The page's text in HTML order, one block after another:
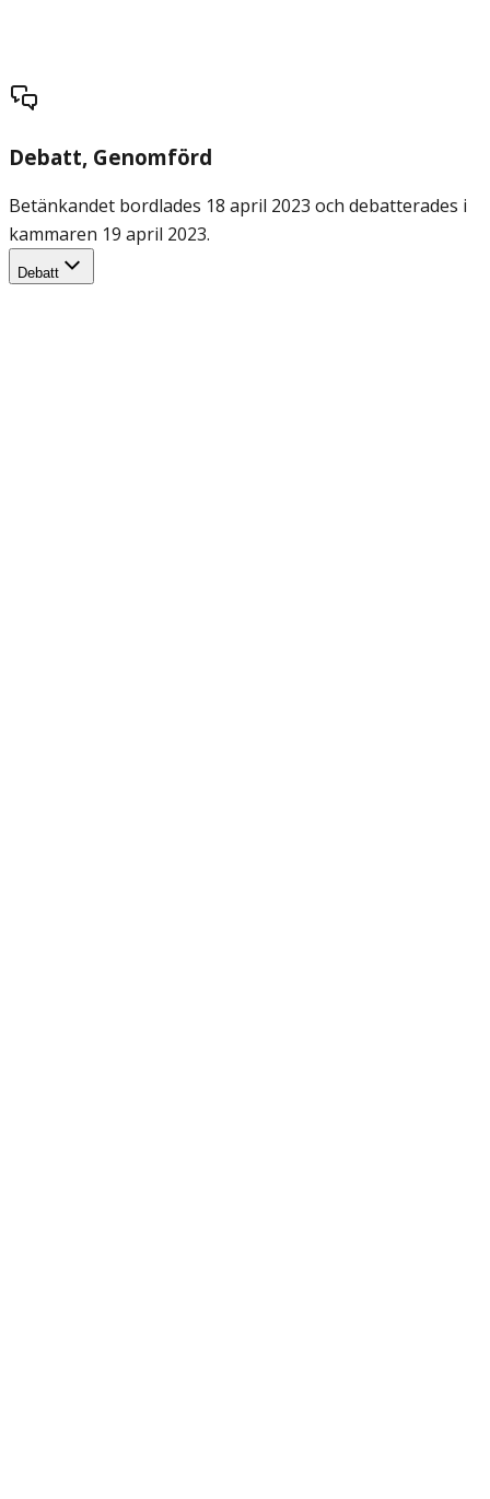
Debatt, Genomförd
Betänkandet bordlades 18 april 2023 och debatterades i
kammaren 19 april 2023.
Debatt